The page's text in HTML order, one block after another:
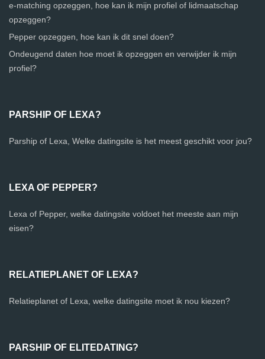
e-matching opzeggen, hoe kan ik mijn profiel of lidmaatschap
opzeggen?
Pepper opzeggen, hoe kan ik dit snel doen?
Ondeugend daten hoe moet ik opzeggen en verwijder ik mijn
profiel?
PARSHIP OF LEXA?
Parship of Lexa, Welke datingsite is het meest geschikt voor jou?
LEXA OF PEPPER?
Lexa of Pepper, welke datingsite voldoet het meeste aan mijn
eisen?
RELATIEPLANET OF LEXA?
Relatieplanet of Lexa, welke datingsite moet ik nou kiezen?
PARSHIP OF ELITEDATING?